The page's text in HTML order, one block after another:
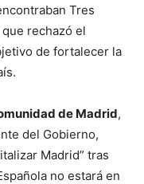
Tres
rechazó el
de fortalecer la
de Madrid,
del Gobierno,
Madrid” tras
no estará en